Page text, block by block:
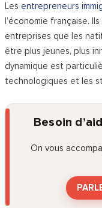
Lesentrepreneurs
l’économie française.
entreprises que les
être plus jeunes, plus
dynamique est
technologiques et les
Besoin
On vous